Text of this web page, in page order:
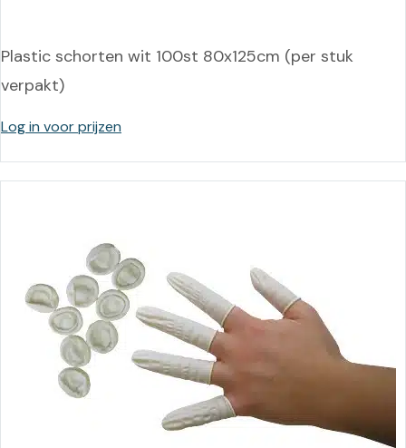
Plastic schorten wit 100st 80x125cm (per stuk
verpakt)
Log in voor prijzen